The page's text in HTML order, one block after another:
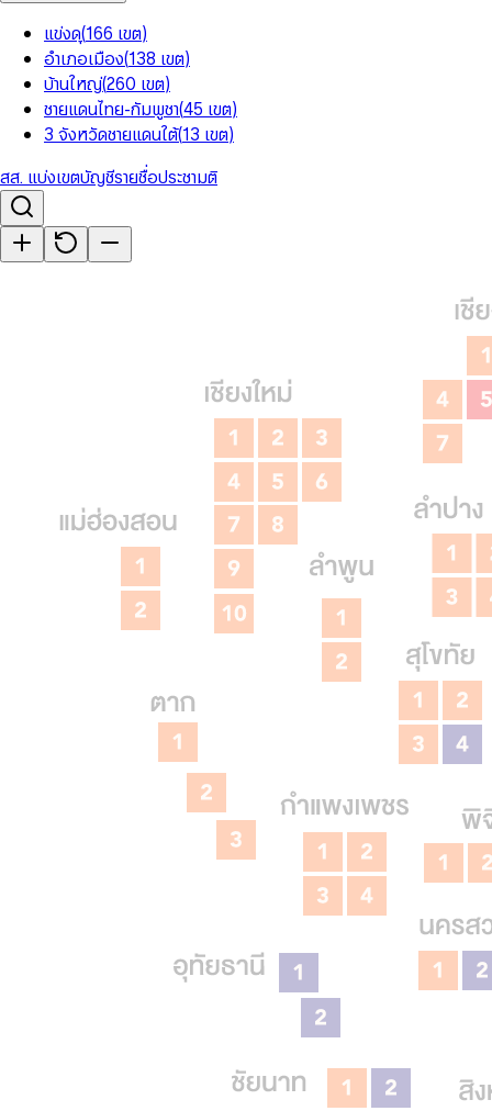
แข่งดุ(166 เขต)
อำเภอเมือง(138 เขต)
บ้านใหญ่(260 เขต)
ชายแดนไทย-กัมพูชา(45 เขต)
3 จังหวัดชายแดนใต้(13 เขต)
สส. แบ่งเขตบัญชีรายชื่อประชามติ